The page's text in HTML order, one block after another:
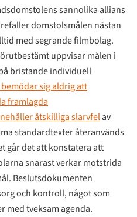
sannolika allians
domstolsmålen nästan
med segrande filmbolag.
uppvisar målen i
bristande individuell
sig aldrig att
framlagda
åtskilliga slarvfelav
standardtexter återanvänds
går det att konstatera att
snarast verkar motstrida
Beslutsdokumenten
och kontroll, något som
med tveksam agenda.